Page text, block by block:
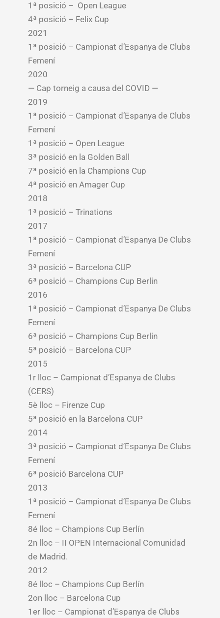
1ª posició – Open League
4ª posició – Felix Cup
2021
1ª posició – Campionat d’Espanya de Clubs
Femení
2020
— Cap torneig a causa del COVID —
2019
1ª posició – Campionat d’Espanya de Clubs
Femení
1ª posició – Open League
3ª posició en la Golden Ball
7ª posició en la Champions Cup
4ª posició en Amager Cup
2018
1ª posició – Trinations
2017
1ª posició – Campionat d’Espanya De Clubs
Femení
3ª posició – Barcelona CUP
6ª posició – Champions Cup Berlin
2016
1ª posició – Campionat d’Espanya De Clubs
Femení
6ª posició – Champions Cup Berlin
5ª posició – Barcelona CUP
2015
1r lloc – Campionat d’Espanya de Clubs
(CERS)
5è lloc – Firenze Cup
5ª posició en la Barcelona CUP
2014
3ª posició – Campionat d’Espanya De Clubs
Femení
6ª posició Barcelona CUP
2013
1ª posició – Campionat d’Espanya De Clubs
Femení
8é lloc – Champions Cup Berlín
2n lloc – II OPEN Internacional Comunidad
de Madrid.
2012
8é lloc – Champions Cup Berlín
2on lloc – Barcelona Cup
1er lloc – Campionat d’Espanya de Clubs